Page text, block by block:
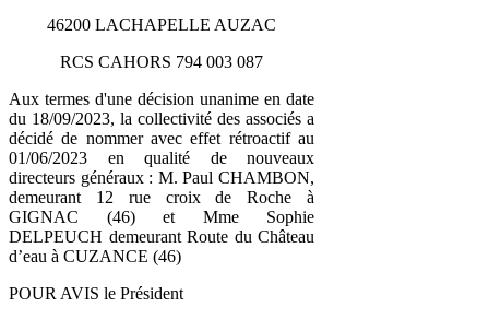
46200 LACHAPELLE AUZAC
RCS CAHORS 794 003 087
Aux termes d'une décision unanime en date
du 18/09/2023, la collectivité des associés a
décidé de nommer avec effet rétroactif au
01/06/2023 en qualité de nouveaux
directeurs généraux : M. Paul CHAMBON,
demeurant 12 rue croix de Roche à
GIGNAC (46) et Mme Sophie
DELPEUCH demeurant Route du Château
d’eau à CUZANCE (46)
POUR AVIS le Président